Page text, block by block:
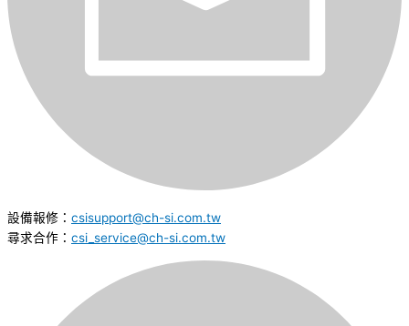
設備報修： csisupport@ch-si.com.tw
尋求合作： csi_service@ch-si.com.tw